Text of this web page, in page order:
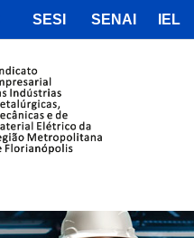
SESI SENAI IEL